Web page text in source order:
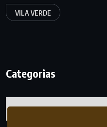
VILA VERDE
Categorias